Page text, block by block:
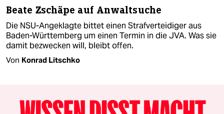
Beate Zschäpe auf Anwaltsuche
Die NSU-Angeklagte bittet einen Strafverteidiger aus
Baden-Württemberg um einen Termin in die JVA. Was sie
damit bezwecken will, bleibt offen.
Von Konrad Litschko